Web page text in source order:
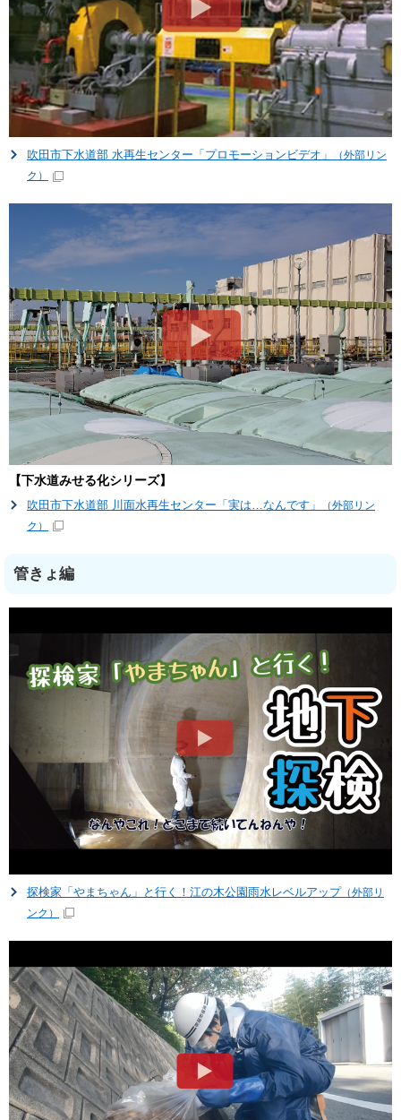
吹田市下水道部 水再生センター「プロモーションビデオ」
（外部リン
ク）
【下水道みせる化シリーズ】
吹田市下水道部 川面水再生センター「実は…なんです」
（外部リン
ク）
管きょ編
探検家「やまちゃん」と行く！江の木公園雨水レベルアップ（外部リ
ンク）